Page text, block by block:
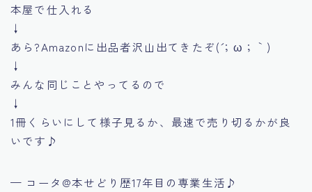
本屋で仕入れる
↓
あら?Amazonに出品者沢山出てきたぞ(´；ω；｀)
↓
みんな同じことやってるので
↓
1冊くらいにして様子見るか、最速で売り切るかが良
いです♪
— コータ@本せどり歴17年目の専業生活♪